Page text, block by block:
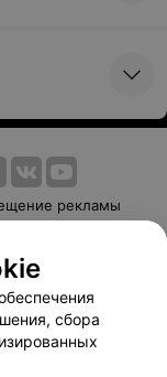
рекламы
оплаты
сбора